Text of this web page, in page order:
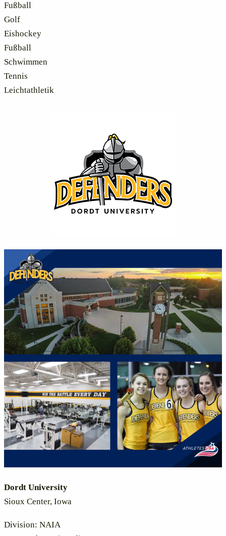
Fußball
Golf
Eishockey
Fußball
Schwimmen
Tennis
Leichtathletik
Dordt University
Sioux Center, Iowa
Division: NAIA